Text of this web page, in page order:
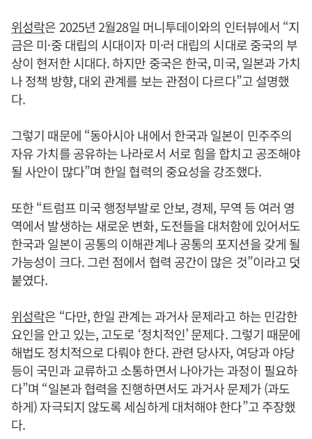
위성락은 2025년 2월28일 머니투데이와의 인터뷰에서 “지
금은 미·중 대립의 시대이자 미·러 대립의 시대로 중국의 부
상이 현저한 시대다. 하지만 중국은 한국, 미국, 일본과 가치
나 정책 방향, 대외 관계를 보는 관점이 다르다”고 설명했
다.
그렇기 때문에 “동아시아 내에서 한국과 일본이 민주주의
자유 가치를 공유하는 나라로서 서로 힘을 합치고 공조해야
될 사안이 많다”며 한일 협력의 중요성을 강조했다.
또한 “트럼프 미국 행정부발로 안보, 경제, 무역 등 여러 영
역에서 발생하는 새로운 변화, 도전들을 대처함에 있어서도
한국과 일본이 공통의 이해관계나 공통의 포지션을 갖게 될
가능성이 크다. 그런 점에서 협력 공간이 많은 것”이라고 덧
붙였다.
위성락은 “다만, 한일 관계는 과거사 문제라고 하는 민감한
요인을 안고 있는, 고도로 ‘정치적인’ 문제다. 그렇기 때문에
해법도 정치적으로 다뤄야 한다. 관련 당사자, 여당과 야당
등이 국민과 교류하고 소통하면서 나아가는 과정이 필요하
다”며 “일본과 협력을 진행하면서도 과거사 문제가 (과도
하게) 자극되지 않도록 세심하게 대처해야 한다”고 주장했
다.